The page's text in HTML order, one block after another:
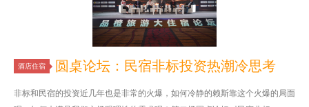
酒店住宿 圆桌论坛：民宿非标投资热潮冷思考
非标和民宿的投资近几年也是非常的火爆，如何冷静的赖斯靠这个火爆的局面